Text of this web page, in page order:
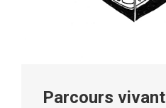
Parcours vivant